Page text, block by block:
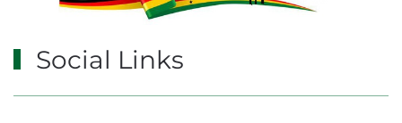
Social Links